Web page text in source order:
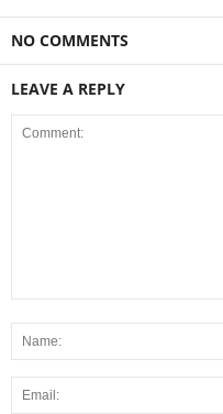
NO COMMENTS
LEAVE A REPLY